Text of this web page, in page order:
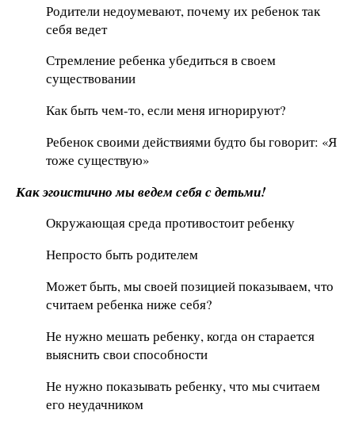
Родители недоумевают, почему их ребенок так
себя ведет
Стремление ребенка убедиться в своем
существовании
Как быть чем-то, если меня игнорируют?
Ребенок своими действиями будто бы говорит: «Я
тоже существую»
Как эгоистично мы ведем себя с детьми!
Окружающая среда противостоит ребенку
Непросто быть родителем
Может быть, мы своей позицией показываем, что
считаем ребенка ниже себя?
Не нужно мешать ребенку, когда он старается
выяснить свои способности
Не нужно показывать ребенку, что мы считаем
его неудачником